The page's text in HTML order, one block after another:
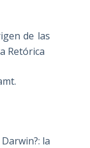
de las
Retórica
la